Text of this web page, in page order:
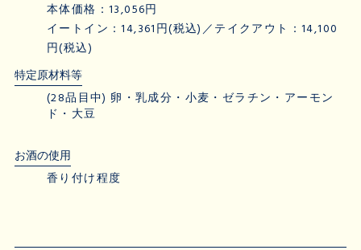
本体価格：13,056円
イートイン：14,361円(税込)／テイクアウト：14,100
円(税込)
特定原材料等
(28品目中) 卵・乳成分・小麦・ゼラチン・アーモン
ド・大豆
お酒の使用
香り付け程度